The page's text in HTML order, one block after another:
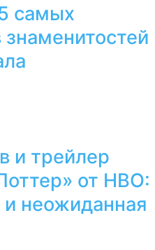
самых
и трейлер
от HBO:
неожиданная